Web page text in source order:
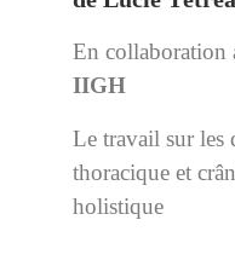
En collaboration
IIGH
Le travail sur les
thoracique et
holistique